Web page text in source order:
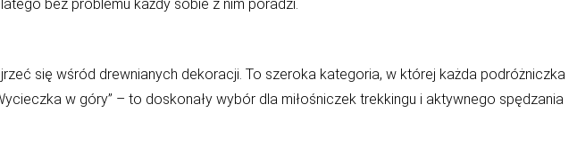
bez problemu każdy sobie z nim poradzi.
się wśród drewnianych dekoracji. To szeroka kategoria, w której każda podróżniczka
w góry” – to doskonały wybór dla miłośniczek trekkingu i aktywnego spędzania